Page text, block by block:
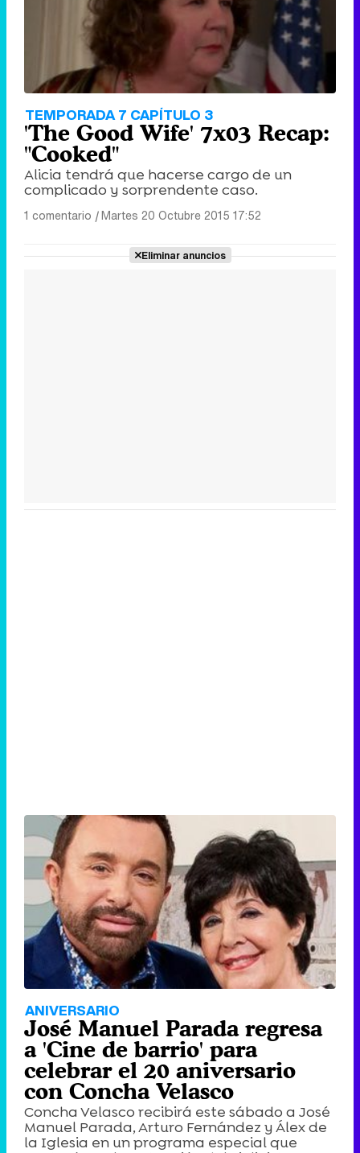
TEMPORADA 7 CAPÍTULO 3
'The Good Wife' 7x03 Recap:
"Cooked"
Alicia tendrá que hacerse cargo de un
complicado y sorprendente caso.
1 comentario |Martes 20 Octubre 2015 17:52
Eliminar anuncios
ANIVERSARIO
José Manuel Parada regresa
a 'Cine de barrio' para
celebrar el 20 aniversario
con Concha Velasco
Concha Velasco recibirá este sábado a José
Manuel Parada, Arturo Fernández y Álex de
la Iglesia en un programa especial que